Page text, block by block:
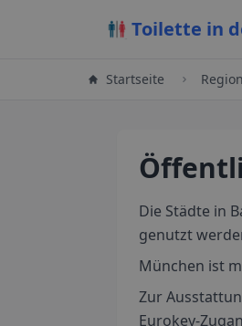
Toilette in
Startseite
Die Städte in
genutzt
München ist
Zur
Eurokey-